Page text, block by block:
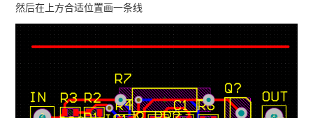
然后在上方合适位置画一条线